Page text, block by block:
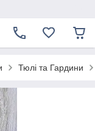
Тюлі та Гардини